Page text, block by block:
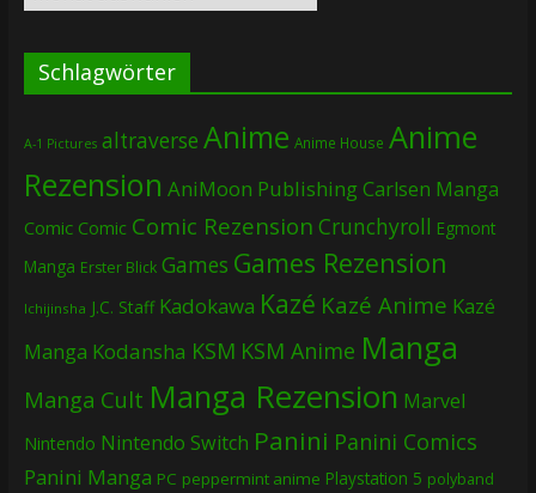
Schlagwörter
A-1 Pictures altraverse Anime Anime House Anime
Rezension AniMoon PublishingCarlsen Manga
Comic Comic Comic Rezension Crunchyroll Egmont
Manga Erster Blick Games Games Rezension
Ichijinsha J.C. Staff Kadokawa Kazé Kazé Anime Kazé
Manga Kodansha KSM KSM Anime Manga
Manga Cult Manga Rezension Marvel
Nintendo Nintendo Switch Panini Panini Comics
Panini Manga PC peppermint anime Playstation 5 polyband